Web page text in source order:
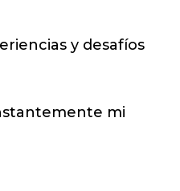
y desafíos
mi